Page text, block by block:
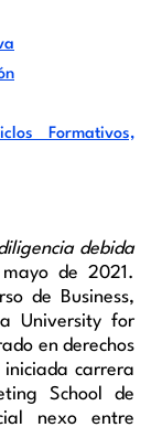
Formativos,
debida
de 2021.
de Business,
University for
en derechos
iniciada carrera
School de
nexo entre